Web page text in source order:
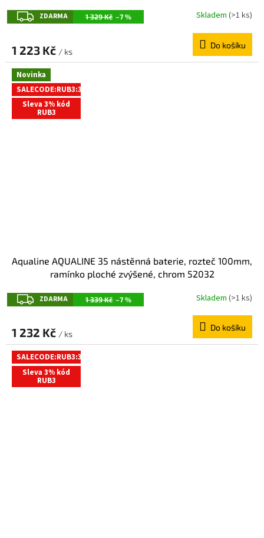
Z
A
R
M
A
ZDARMA 1 329 Kč –7 % Skladem (>1 ks)
1 223 Kč / ks
Do košíku
Novinka
SALECODE:RUB3:3:%
Sleva 3% kód
RUB3
Z
A
R
M
A
ZDARMA 1 339 Kč –7 %
Aqualine AQUALINE 35 nástěnná baterie, rozteč 100mm,
ramínko ploché zvýšené, chrom 52032
Skladem (>1 ks)
1 232 Kč / ks
Do košíku
SALECODE:RUB3:3:%
Sleva 3% kód
RUB3